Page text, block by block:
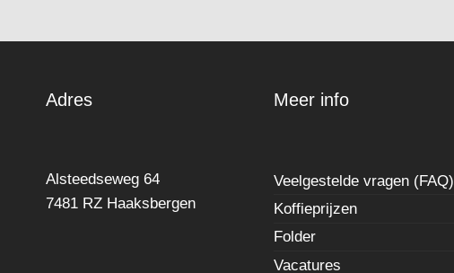
Adres
Alsteedseweg 64
7481 RZ Haaksbergen
Meer info
Veelgestelde vragen (FAQ)
Koffieprijzen
Folder
Vacatures